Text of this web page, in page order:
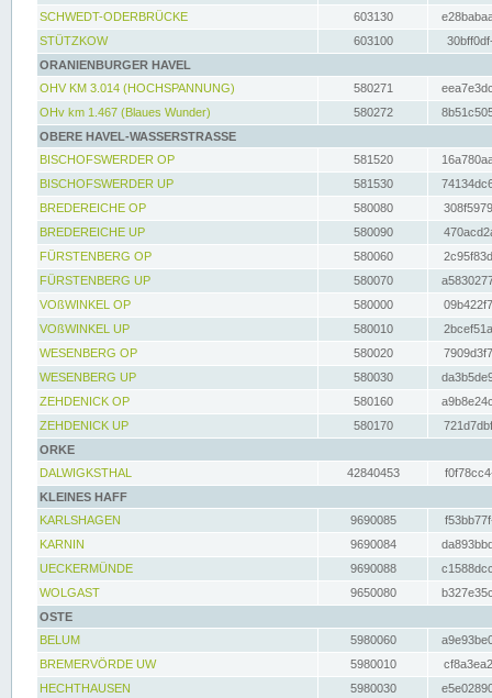
SCHWEDT-ODERBRÜCKE
603130
STÜTZKOW
603100
ORANIENBURGER HAVEL
OHV KM 3.014 (HOCHSPANNUNG)
580271
OHv km 1.467 (Blaues Wunder)
580272
OBERE HAVEL-WASSERSTRASSE
BISCHOFSWERDER OP
581520
BISCHOFSWERDER UP
581530
BREDEREICHE OP
580080
BREDEREICHE UP
580090
FÜRSTENBERG OP
580060
FÜRSTENBERG UP
580070
VOßWINKEL OP
580000
VOßWINKEL UP
580010
WESENBERG OP
580020
WESENBERG UP
580030
ZEHDENICK OP
580160
ZEHDENICK UP
580170
ORKE
DALWIGKSTHAL
42840453
KLEINES HAFF
KARLSHAGEN
9690085
KARNIN
9690084
UECKERMÜNDE
9690088
WOLGAST
9650080
OSTE
BELUM
5980060
BREMERVÖRDE UW
5980010
HECHTHAUSEN
5980030